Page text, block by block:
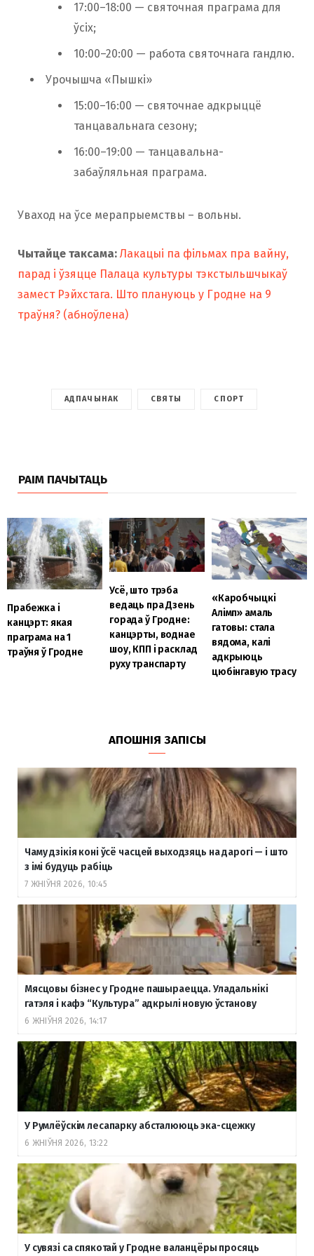
17:00–18:00 — святочная праграма для
ўсіх;
10:00–20:00 — работа святочнага гандлю.
Урочышча «Пышкі»
15:00–16:00 — святочнае адкрыццё
танцавальнага сезону;
16:00–19:00 — танцавальна-
забаўляльная праграма.
Уваход на ўсе мерапрыемствы – вольны.
Чытайце таксама: Лакацыі па фільмах пра вайну,
парад і ўзяцце Палаца культуры тэкстыльшчыкаў
замест Рэйхстага. Што плануюць у Гродне на 9
траўня? (абноўлена)
АДПАЧЫНАК СВЯТЫ СПОРТ
РАІМ ПАЧЫТАЦЬ
Прабежка і
канцэрт: якая
праграма на 1
траўня ў Гродне
Усё, што трэба
ведаць пра Дзень
горада ў Гродне:
канцэрты, воднае
шоу, КПП і расклад
руху транспарту
«Каробчыцкі
Алімп» амаль
гатовы: стала
вядома, калі
адкрыюць
цюбінгавую трасу
АПОШНІЯ ЗАПІСЫ
Чаму дзікія коні ўсё часцей выходзяць на дарогі — і што
з імі будуць рабіць
7 ЖНІЎНЯ 2026, 10:45
Мясцовы бізнес у Гродне пашыраецца. Уладальнікі
гатэля і кафэ “Культура” адкрылі новую ўстанову
6 ЖНІЎНЯ 2026, 14:17
У Румлёўскім лесапарку абсталююць эка-сцежку
6 ЖНІЎНЯ 2026, 13:22
У сувязі са спякотай у Гродне валанцёры просяць